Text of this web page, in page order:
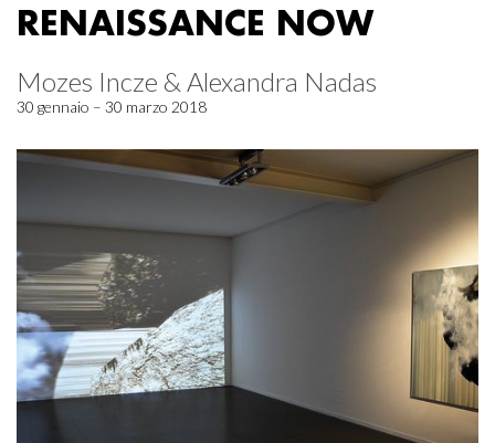
RENAISSANCE NOW
Mozes Incze & Alexandra Nadas
30 gennaio – 30 marzo 2018